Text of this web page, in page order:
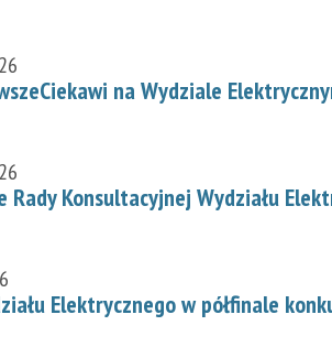
na Wydziale
Rady Konsultacyjnej Wydziału
Elektrycznego w półfinale